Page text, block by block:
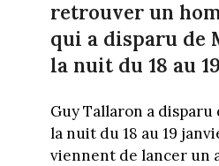
retrouver un
qui a disparu de
la nuit du 18 au
Guy Tallaron a disparu
la nuit du 18 au 19
viennent de lancer un